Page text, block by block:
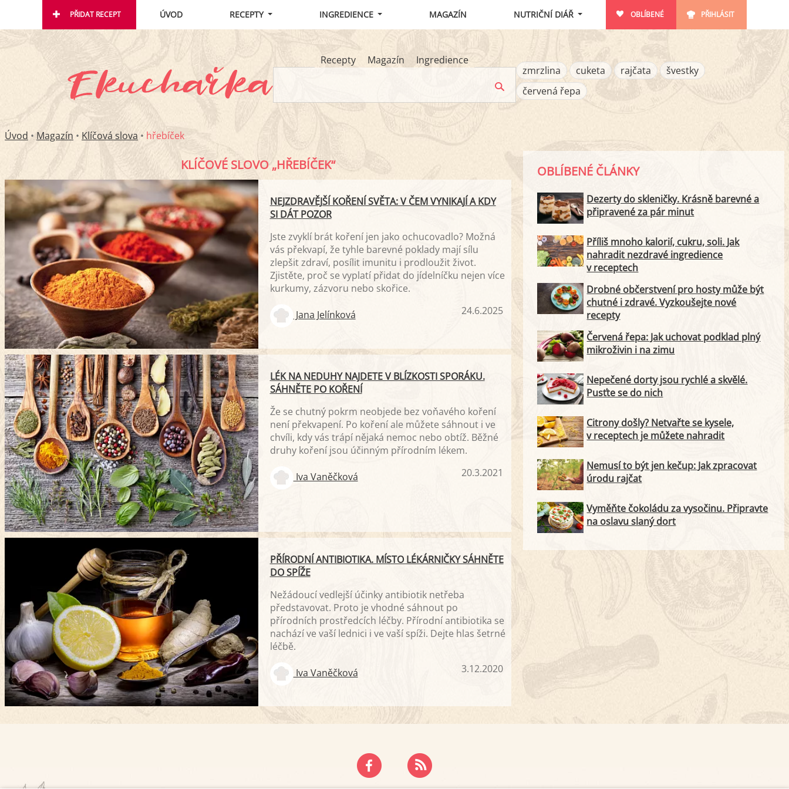
PŘIDAT RECEPT ÚVOD RECEPTY INGREDIENCE MAGAZÍN NUTRIČNÍ DIÁŘ OBLÍBENÉ PŘIHLÁSIT
Recepty Magazín
Ingredience
zmrzlina
cuketa rajčata
švestky
červená řepa
Úvod • Magazín • Klíčová slova • hřebíček
KLÍČOVÉ SLOVO „HŘEBÍČEK“
NEJZDRAVĚJŠÍ KOŘENÍ SVĚTA: V ČEM VYNIKAJÍ A KDY
SI DÁT POZOR
Jste zvyklí brát koření jen jako ochucovadlo? Možná
vás překvapí, že tyhle barevné poklady mají sílu
zlepšit zdraví, posílit imunitu i prodloužit život.
Zjistěte, proč se vyplatí přidat do jídelníčku nejen více
kurkumy, zázvoru nebo skořice.
Jana Jelínková 24.6.2025
LÉK NA NEDUHY NAJDETE V BLÍZKOSTI SPORÁKU.
SÁHNĚTE PO KOŘENÍ
Že se chutný pokrm neobjede bez voňavého koření
není překvapení. Po koření ale můžete sáhnout i ve
chvíli, kdy vás trápí nějaká nemoc nebo obtíž. Běžné
druhy koření jsou účinným přírodním lékem.
Iva Vaněčková 20.3.2021
PŘÍRODNÍ ANTIBIOTIKA. MÍSTO LÉKÁRNIČKY SÁHNĚTE
DO SPÍŽE
Nežádoucí vedlejší účinky antibiotik netřeba
představovat. Proto je vhodné sáhnout po
přírodních prostředcích léčby. Přírodní antibiotika se
nachází ve vaší lednici i ve vaší spíži. Dejte hlas šetrné
léčbě.
Iva Vaněčková 3.12.2020
OBLÍBENÉ ČLÁNKY
Dezerty do skleničky. Krásně barevné a
připravené za pár minut
Příliš mnoho kalorií, cukru, soli. Jak
nahradit nezdravé ingredience
v receptech
Drobné občerstvení pro hosty může být
chutné i zdravé. Vyzkoušejte nové
recepty
Červená řepa: Jak uchovat podklad plný
mikroživin i na zimu
Nepečené dorty jsou rychlé a skvělé.
Pusťte se do nich
Citrony došly? Netvařte se kysele,
v receptech je můžete nahradit
Nemusí to být jen kečup: Jak zpracovat
úrodu rajčat
Vyměňte čokoládu za vysočinu. Připravte
na oslavu slaný dort